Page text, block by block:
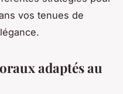
vos tenues de
adaptés au